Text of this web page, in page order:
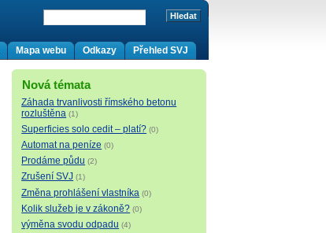
Přehled SVJ
Odkazy
Mapa webu
Nová témata
Záhada trvanlivosti římského betonu
rozluštěna (1)
Superficies solo cedit – platí? (0)
Automat na peníze (0)
Prodáme půdu (2)
Zrušení SVJ (1)
Změna prohlášení vlastníka (0)
Kolik služeb je v zákoně? (0)
výměna svodu odpadu (4)